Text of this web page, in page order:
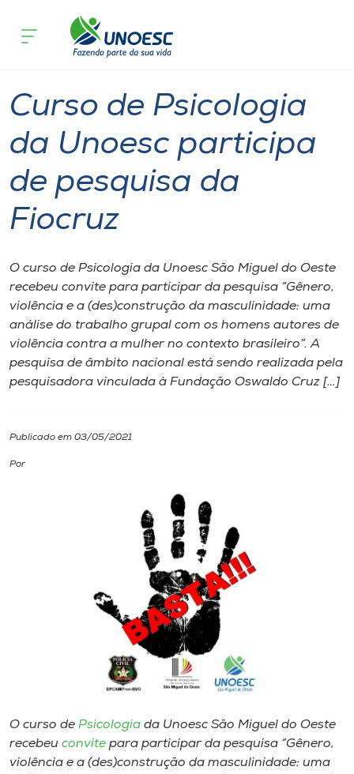
Cursos
Pesquisa
Atendimento ao Estudante
Portal de Ensino
A
Internacionalização
I.nova
Diplomados
Museu
Unoesc
acontece
Curso de Psicologia
da Unoesc participa
de pesquisa da
Fiocruz
O curso de Psicologia da Unoesc São Miguel do Oeste
recebeu convite para participar da pesquisa “Gênero,
violência e a (des)construção da masculinidade: uma
análise do trabalho grupal com os homens autores de
violência contra a mulher no contexto brasileiro”. A
pesquisa de âmbito nacional está sendo realizada pela
pesquisadora vinculada à Fundação Oswaldo Cruz […]
Publicado em 03/05/2021
Por
O curso de Psicologia da Unoesc São Miguel do Oeste
recebeu convite para participar da pesquisa “Gênero,
violência e a (des)construção da masculinidade: uma